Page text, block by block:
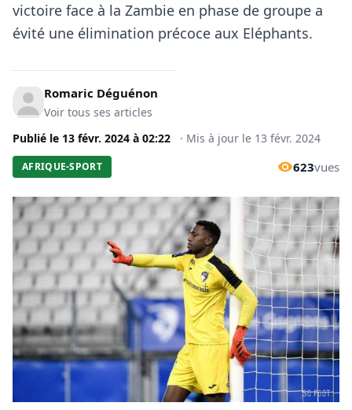
victoire face à la Zambie en phase de groupe a
évité une élimination précoce aux Eléphants.
Romaric Déguénon
Voir tous ses articles
Publié le 13 févr. 2024 à 02:22 · Mis à jour le 13 févr. 2024
AFRIQUE-SPORT 623vues